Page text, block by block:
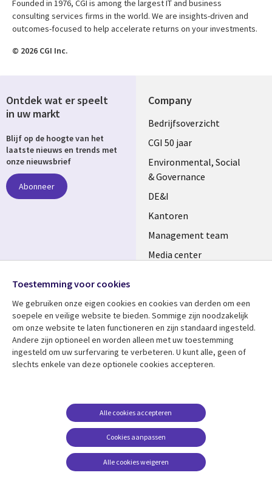
Founded in 1976, CGI is among the largest IT and business
consulting services firms in the world. We are insights-driven and
outcomes-focused to help accelerate returns on your investments.
© 2026 CGI Inc.
Company
Useful
links
NETHERLANDS
Bedrijfsoverzicht
CGI 50 jaar
Environmental, Social
& Governance
DE&I
Kantoren
Management team
Media center
Bekijk meer
Library
NETHERLANDS
Artikelen
Evenementen
Support
Legal
Disclaimer
Cookie management
Ontdek wat er speelt
in uw markt
Blijf op de hoogte van het
laatste nieuws en trends met
onze nieuwsbrief
Abonneer
Media
NETHERLANDS
Toestemming voor cookies
We gebruiken onze eigen cookies en cookies van derden om een ​​
soepele en veilige website te bieden. Sommige zijn noodzakelijk
om onze website te laten functioneren en zijn standaard ingesteld.
Andere zijn optioneel en worden alleen met uw toestemming
ingesteld om uw surfervaring te verbeteren. U kunt alle, geen of
slechts enkele van deze optionele cookies accepteren.
Cookies aanpassen
Alle cookies accepteren
Alle cookies weigeren